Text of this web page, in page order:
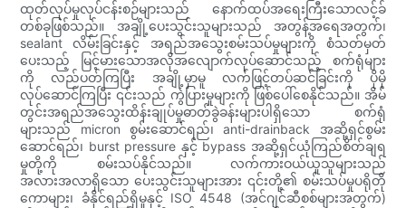
ထုတ်လုပ်မှုလုပ်ငန်းစဉ်များသည် နောက်ထပ်အရေးကြီးသောလင့်ခ်
တစ်ခုဖြစ်သည်။ အချို့ပေးသွင်းသူများသည် အတွန့်အရေအတွက်၊
sealant လိမ်းခြင်းနှင့် အရည်အသွေးစမ်းသပ်မှုများကို စံသတ်မှတ်
ပေးသည့် မြင့်မားသောအလိုအလျောက်လုပ်ဆောင်သည့် စက်ရုံများ
ကို လည်ပတ်ကြပြီး အချို့မှာမူ လက်ဖြင့်တပ်ဆင်ခြင်းကို ပိုမို
လုပ်ဆောင်ကြပြီး ၎င်းသည် ကွဲပြားမှုများကို ဖြစ်ပေါ်စေနိုင်သည်။ အိမ်
တွင်းအရည်အသွေးထိန်းချုပ်မှုဓာတ်ခွဲခန်းများပါရှိသော စက်ရုံ
များသည် micron စွမ်းဆောင်ရည်၊ anti-drainback အဆို့ရှင်စွမ်း
ဆောင်ရည်၊ burst pressure နှင့် bypass အဆို့ရှင်ယုံကြည်စိတ်ချရ
မှုတို့ကို စမ်းသပ်နိုင်သည်။ လက်ကားဝယ်ယူသူများသည်
အလားအလာရှိသော ပေးသွင်းသူများအား ၎င်းတို့၏ စမ်းသပ်မှုပရိုတို
ကောများ၊ ခံနိုင်ရည်ရှိမှုနှင့် ISO 4548 (အင်ဂျင်ဆီစစ်များအတွက်)